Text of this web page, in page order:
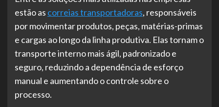
estão as correias transportadoras, responsáveis
por movimentar produtos, peças, matérias-primas
e cargas ao longo da linha produtiva. Elas tornam o
transporte interno mais ágil, padronizado e
seguro, reduzindo a dependência de esforço
manual e aumentando o controle sobre o
processo.